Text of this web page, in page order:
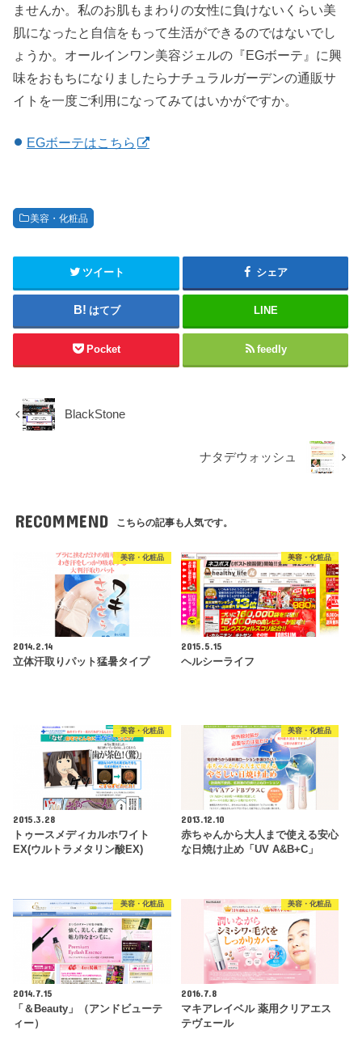
ませんか。私のお肌もまわりの女性に負けないくらい美
肌になったと自信をもって生活ができるのではないでし
ょうか。オールインワン美容ジェルの『EGボーテ』に興
味をおもちになりましたらナチュラルガーデンの通販サ
イトを一度ご利用になってみてはいかがですか。
EGボーテはこちら
美容・化粧品
ツイート シェア
はてブ LINE
Pocket feedly
BlackStone
ナタデウォッシュ
RECOMMEND こちらの記事も人気です。
美容・化粧品
2014.2.14
立体汗取りパット猛暑タイプ
美容・化粧品
2015.5.15
ヘルシーライフ
美容・化粧品
2015.3.28
トゥースメディカルホワイト
EX(ウルトラメタリン酸EX)
美容・化粧品
2013.12.10
赤ちゃんから大人まで使える安心
な日焼け止め「UV A&B+C」
美容・化粧品
2014.7.15
「＆Beauty」（アンドビューテ
ィー）
美容・化粧品
2016.7.8
マキアレイベル 薬用クリアエス
テヴェール